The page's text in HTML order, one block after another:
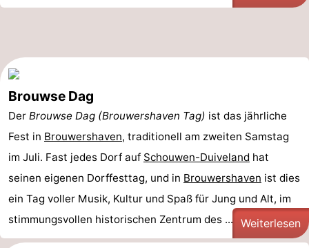
Brouwse Dag
Der Brouwse Dag (Brouwershaven Tag) ist das jährliche
Fest in Brouwershaven, traditionell am zweiten Samstag
im Juli. Fast jedes Dorf auf Schouwen-Duiveland hat
seinen eigenen Dorffesttag, und in Brouwershaven ist dies
ein Tag voller Musik, Kultur und Spaß für Jung und Alt, im
stimmungsvollen historischen Zentrum des ...
Weiterlesen